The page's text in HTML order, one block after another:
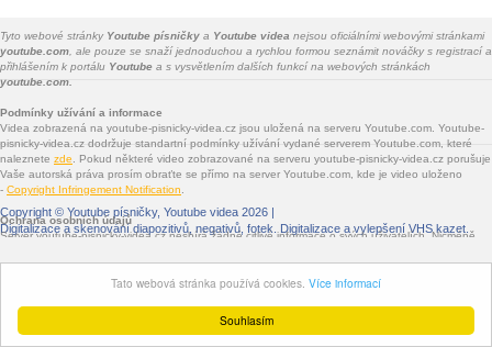
Souhlasím
Tato webová stránka používá cookies. Více informací
Tyto webové stránky Youtube písničky a Youtube videa nejsou oficiálními webovými stránkami
youtube.com, ale pouze se snaží jednoduchou a rychlou formou seznámit nováčky s registrací a
přihlášením k portálu Youtube a s vysvětlením dalších funkcí na webových stránkách
youtube.com.
Podmínky užívání a informace
Videa zobrazená na youtube-pisnicky-videa.cz jsou uložená na serveru Youtube.com. Youtube-
pisnicky-videa.cz dodržuje standartní podmínky užívání vydané serverem Youtube.com, které
naleznete zde. Pokud některé video zobrazované na serveru youtube-pisnicky-videa.cz porušuje
Vaše autorská práva prosím obraťte se přímo na server Youtube.com, kde je video uloženo
- Copyright Infringement Notification.
Ochrana osobních údajů
Server youtube-pisnicky-videa.cz nesbírá žádné citlivé informace o svých uživatelích. Nicméně
Twitter.com, Seznam.cz - které informace sbírat mohou. Jde především o služby sdílení na
sociálních sítích a o zobrazované reklamy.
Copyright © Youtube písničky, Youtube videa 2026 |
Digitalizace a skenování diapozitivů, negativů, fotek . Digitalizace a vylepšení VHS kazet.